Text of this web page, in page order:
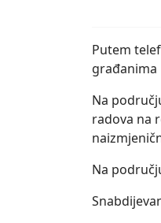
Putem
građanima
Na
radova na
Na